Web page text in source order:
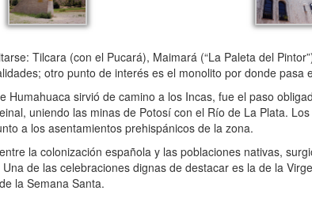
Tilcara (con el Pucará), Maimará (“La Paleta del
otro punto de interés es el monolito por donde pasa
Humahuaca sirvió de camino a los Incas, fue el paso
uniendo las minas de Potosí con el Río de La Plata.
a los asentamientos prehispánicos de la zona.
la colonización española y las poblaciones nativas,
de las celebraciones dignas de destacar es la de la
la Semana Santa.